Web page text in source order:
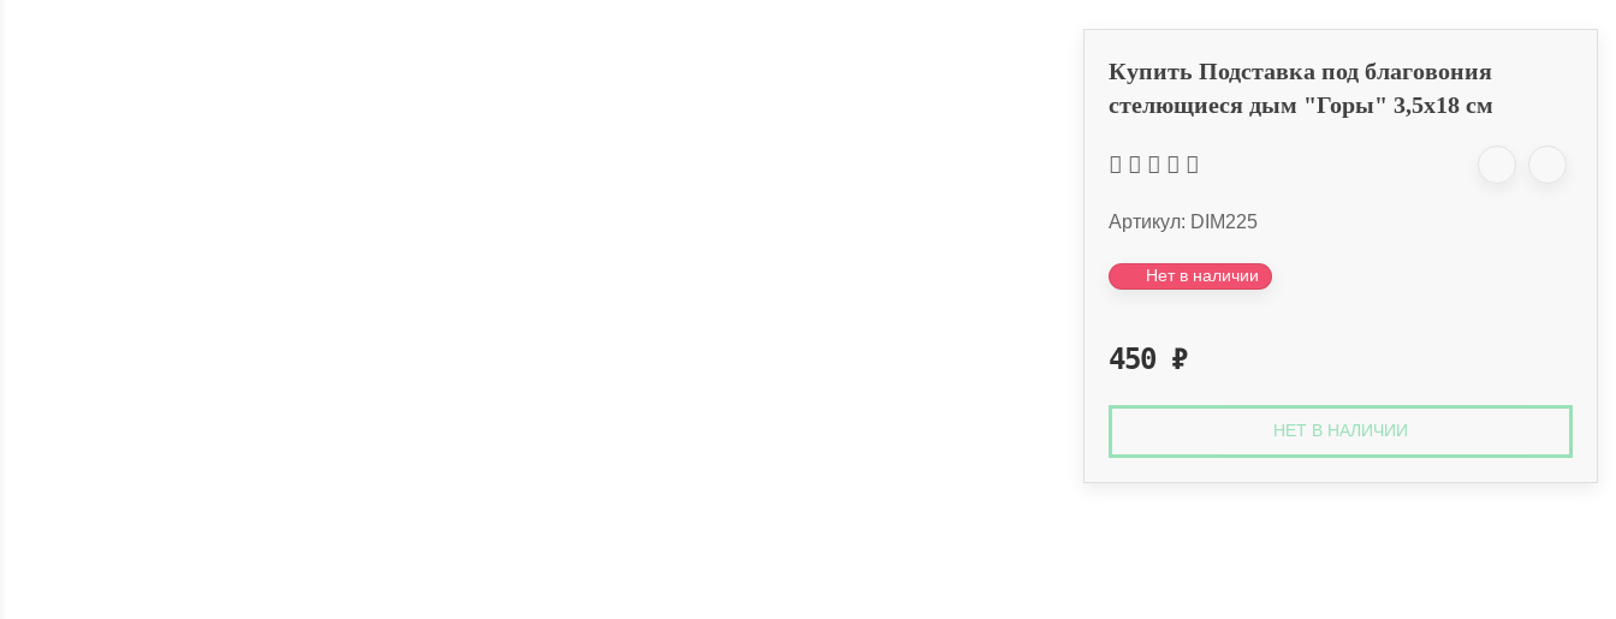
Купить Подставка под благовония
стелющиеся дым "Горы"​ 3,5x18 см
Артикул: DIM225
Нет в наличии
450 ₽
НЕТ В НАЛИЧИИ